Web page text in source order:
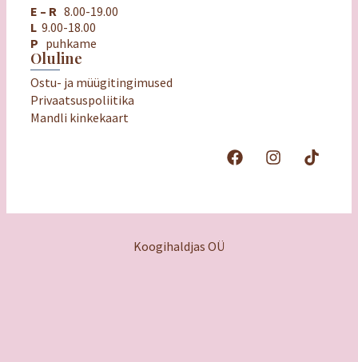
E – R 8.00-19.00
L 9.00-18.00
P puhkame
Oluline
Ostu- ja müügitingimused
Privaatsuspoliitika
Mandli kinkekaart
Koogihaldjas OÜ